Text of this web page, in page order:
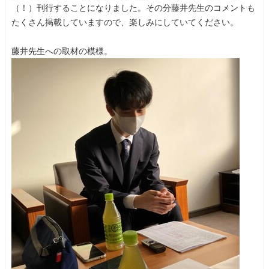
（！）刊行することになりました。その分藤井先生のコメントも
たくさん掲載していますので、楽しみにしていてください。
藤井先生への取材の模様。